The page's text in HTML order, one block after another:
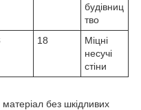
будівниц
тво
18
Міцні
несучі
стіни
без шкідливих